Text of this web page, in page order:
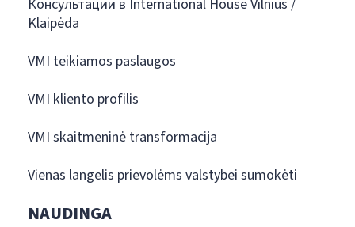
Консультации в International House Vilnius /
Klaipėda
VMI teikiamos paslaugos
VMI kliento profilis
VMI skaitmeninė transformacija
Vienas langelis prievolėms valstybei sumokėti
NAUDINGA